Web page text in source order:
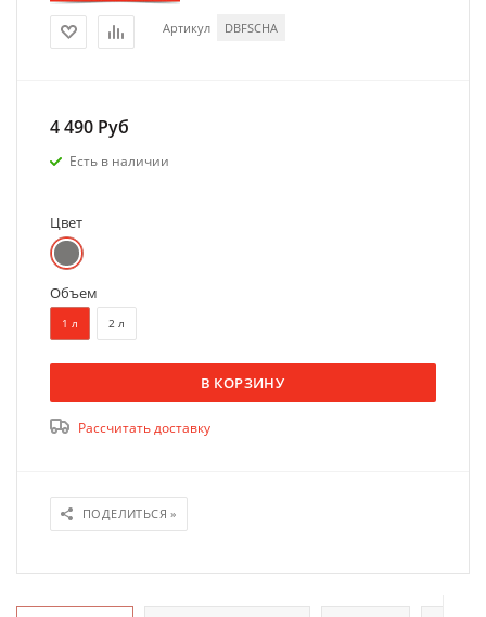
Артикул DBFSCHA
4 490 Руб
Есть в наличии
Цвет
Объем
1 л 2 л
В КОРЗИНУ
Рассчитать доставку
ПОДЕЛИТЬСЯ »